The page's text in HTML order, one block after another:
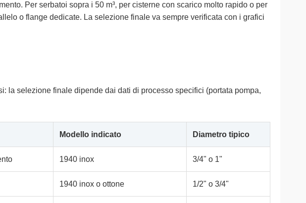
Per serbatoi sopra i 50 m³, per cisterne con scarico molto rapido o per
o flange dedicate. La selezione finale va sempre verificata con i grafici
la selezione finale dipende dai dati di processo specifici (portata pompa,
Modello indicato Diametro tipico
1940 inox 3/4" o 1"
1940 inox o ottone 1/2" o 3/4"